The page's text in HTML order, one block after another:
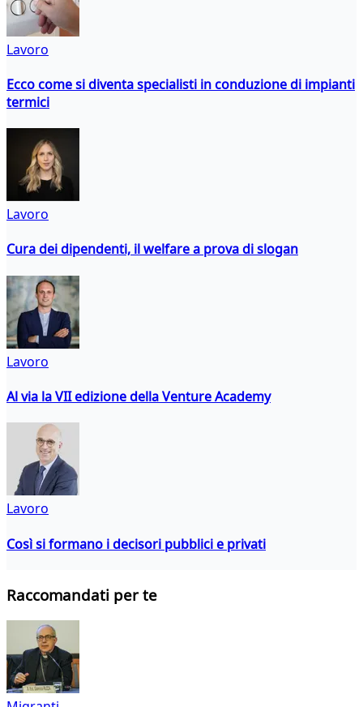
Lavoro
Ecco come si diventa specialisti in conduzione di impianti
termici
Lavoro
Cura dei dipendenti, il welfare a prova di slogan
Lavoro
Al via la VII edizione della Venture Academy
Lavoro
Così si formano i decisori pubblici e privati
Raccomandati per te